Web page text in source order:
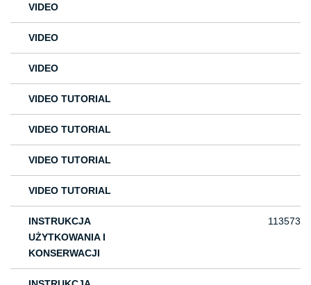
VIDEO
VIDEO
VIDEO
VIDEO TUTORIAL
VIDEO TUTORIAL
VIDEO TUTORIAL
VIDEO TUTORIAL
INSTRUKCJA
UŻYTKOWANIA I
KONSERWACJI
113573